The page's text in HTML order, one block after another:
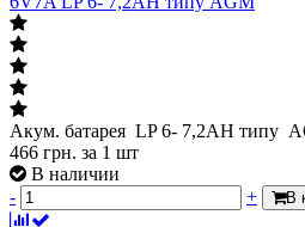
Акум. батарея LP 6- 7,2АН типу
466 грн. за 1 шт
В наличии
-
+ В